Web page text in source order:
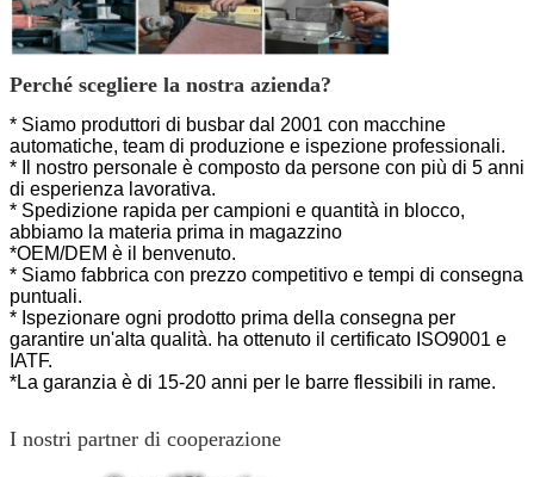
Perché scegliere la nostra azienda?
* Siamo produttori di busbar dal 2001 con macchine
automatiche, team di produzione e ispezione professionali.
* Il nostro personale è composto da persone con più di 5 anni
di esperienza lavorativa.
* Spedizione rapida per campioni e quantità in blocco,
abbiamo la materia prima in magazzino
*OEM/DEM è il benvenuto.
* Siamo fabbrica con prezzo competitivo e tempi di consegna
puntuali.
* Ispezionare ogni prodotto prima della consegna per
garantire un'alta qualità. ha ottenuto il certificato ISO9001 e
IATF.
*La garanzia è di 15-20 anni per le barre flessibili in rame.
I nostri partner di cooperazione